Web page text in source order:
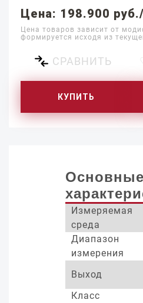
Цена: 198.900
Цена товаров зависит от
формируется исходя из
СРАВНИТЬ
КУПИТЬ
Основные
Измеряемая
среда
Диапазон
измерения
Выход
Класс